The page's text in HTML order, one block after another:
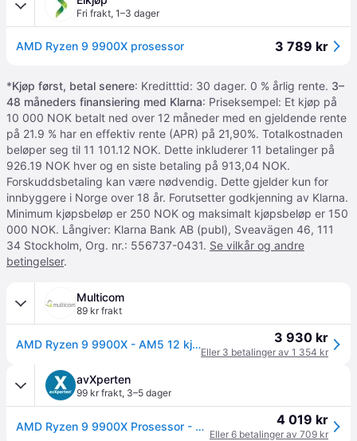
Fri frakt, 1–3 dager
AMD Ryzen 9 9900X prosessor 3 789 kr
*Kjøp først, betal senere: Kreditttid: 30 dager. 0 % årlig rente. 3–
48 måneders finansiering med Klarna: Priseksempel: Et kjøp på
10 000 NOK betalt ned over 12 måneder med en gjeldende rente
på 21.9 % har en effektiv rente (APR) på 21,90%. Totalkostnaden
beløper seg til 11 101.12 NOK. Dette inkluderer 11 betalinger på
926.19 NOK hver og en siste betaling på 913,04 NOK.
Forskuddsbetaling kan være nødvendig. Dette gjelder kun for
innbyggere i Norge over 18 år. Forutsetter godkjenning av Klarna.
Minimum kjøpsbeløp er 250 NOK og maksimalt kjøpsbeløp er 150
000 NOK. Långiver: Klarna Bank AB (publ), Sveavägen 46, 111
34 Stockholm, Org. nr.: 556737-0431. Se vilkår og andre
betingelser.
Multicom
89 kr frakt
AMD Ryzen 9 9900X - AM5 12 kjerner/24 tråder, 4.4GHz - 5.6GHz, 76MB Cache, 120W TDP, uten kjøler (100-100000662WOF) 3 930 kr
Eller 3 betalinger av 1 354 kr
avXperten
99 kr frakt, 3–5 dager
AMD Ryzen 9 9900X Prosessor - Socket AM5, 4.4 GHz, 5.6 GHz Boost, 24 kjerner, 120W 4 019 kr
Eller 6 betalinger av 709 kr